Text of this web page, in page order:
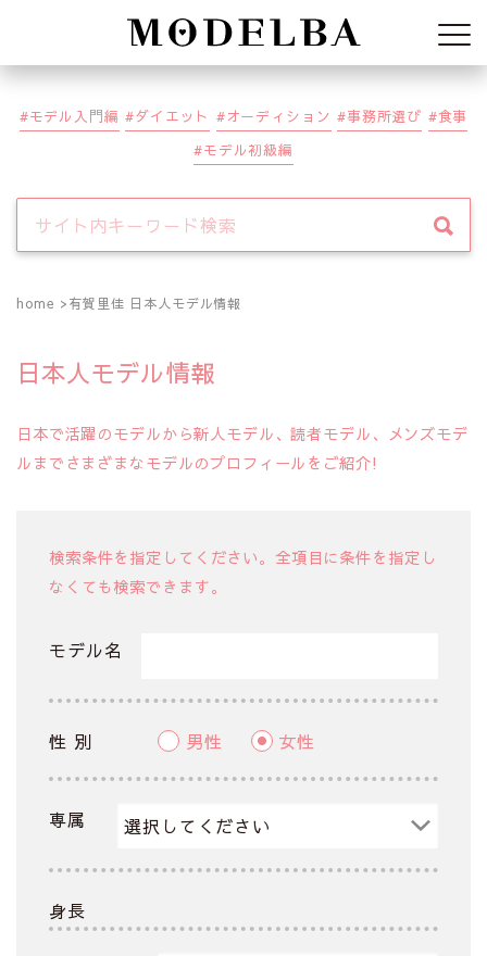
Modelba
モデル入門編 ダイエット オーディション 事務所選び
食事
モデル初級編
home 有賀里佳 日本人モデル情報
日本人モデル情報
日本で活躍のモデルから新人モデル、読者モデル、メンズモデ
ルまでさまざまなモデルのプロフィールをご紹介!
検索条件を指定してください。全項目に条件を指定し
なくても検索できます。
モデル名
性 別 男性 女性
専属
身長